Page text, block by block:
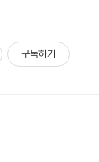
구독하기